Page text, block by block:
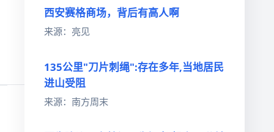
西安赛格商场，背后有高人啊
来源：亮见
135公里"刀片刺绳":存在多年,当地居民
进山受阻
来源：南方周末